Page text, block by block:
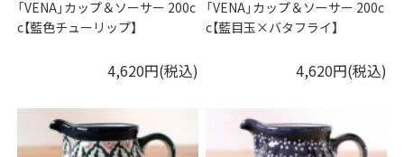
「VENA」カップ＆ソーサー 200c
c【藍色チューリップ】
4,620円(税込)
「VENA」カップ＆ソーサー 200c
c【藍目玉×バタフライ】
4,620円(税込)